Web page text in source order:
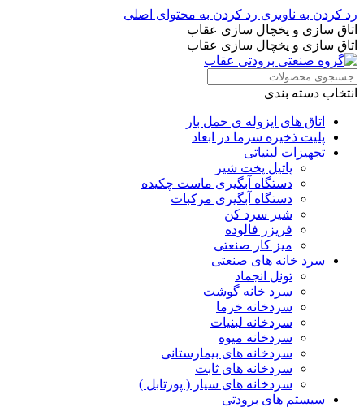
رد کردن به ناوبری رد کردن به محتوای اصلی
اتاق سازی و یخچال سازی عقاب
اتاق سازی و یخچال سازی عقاب
انتخاب دسته بندی
اتاق های ایزوله ی حمل بار
پلیت ذخیره سرما در ابعاد
تجهیزات لبنیاتی
پاتیل پخت شیر
دستگاه آبگیری ماست چکیده
دستگاه آبگیری مرکبات
شیر سرد کن
فریزر فالوده
میز کار صنعتی
سرد خانه های صنعتی
تونل انجماد
سرد خانه گوشت
سردخانه خرما
سردخانه لبنیات
سردخانه میوه
سردخانه های بیمارستانی
سردخانه های ثابت
سردخانه های سیار ( پورتابل )
سیستم های برودتی